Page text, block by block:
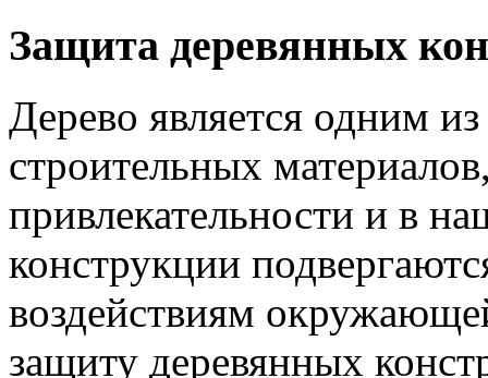
Защита деревянных
Дерево является одним
строительных
привлекательности и в
конструкции
воздействиям
защиту деревянных